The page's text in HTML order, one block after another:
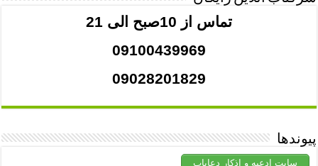
تماس از 10صبح الی 21
09100439969
09028201829